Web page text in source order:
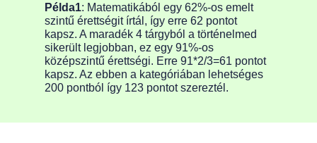
Példa1: Matematikából egy 62%-os emelt
szintű érettségit írtál, így erre 62 pontot
kapsz. A maradék 4 tárgyból a történelmed
sikerült legjobban, ez egy 91%-os
középszintű érettségi. Erre 91*2/3=61 pontot
kapsz. Az ebben a kategóriában lehetséges
200 pontból így 123 pontot szereztél.